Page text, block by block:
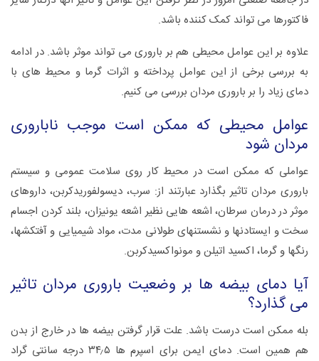
فاکتورها می تواند کمک کننده باشد.
علاوه بر این عوامل محیطی هم بر باروری می تواند موثر باشد. در ادامه
به بررسی برخی از این عوامل پرداخته و اثرات گرما و محیط های با
دمای زیاد را بر باروری مردان بررسی می کنیم.
عوامل محیطی که ممکن است موجب ناباروری
مردان شود
عواملی که ممکن است در محیط کار روی سلامت عمومی و سیستم
باروری مردان تاثیر بگذارد عبارتند از: سرب، دیسولفوریدکربن، داروهای
موثر در درمان سرطان، اشعه هایی نظیر اشعه یونیزان، بلند کردن اجسام
سخت و ایستادنها و نشستنهای طولانی مدت، مواد شیمیایی و آفتکشها،
رنگها و گرما، اکسید اتیلن و مونواکسیدکربن.
آیا دمای بیضه ها بر وضعیت باروری مردان تاثیر
می گذارد؟
بله ممکن است درست باشد. علت قرار گرفتن بیضه ها در خارج از بدن
هم همین است. دمای ایمن برای اسپرم ها ۳۴٫۵ درجه سانتی گراد